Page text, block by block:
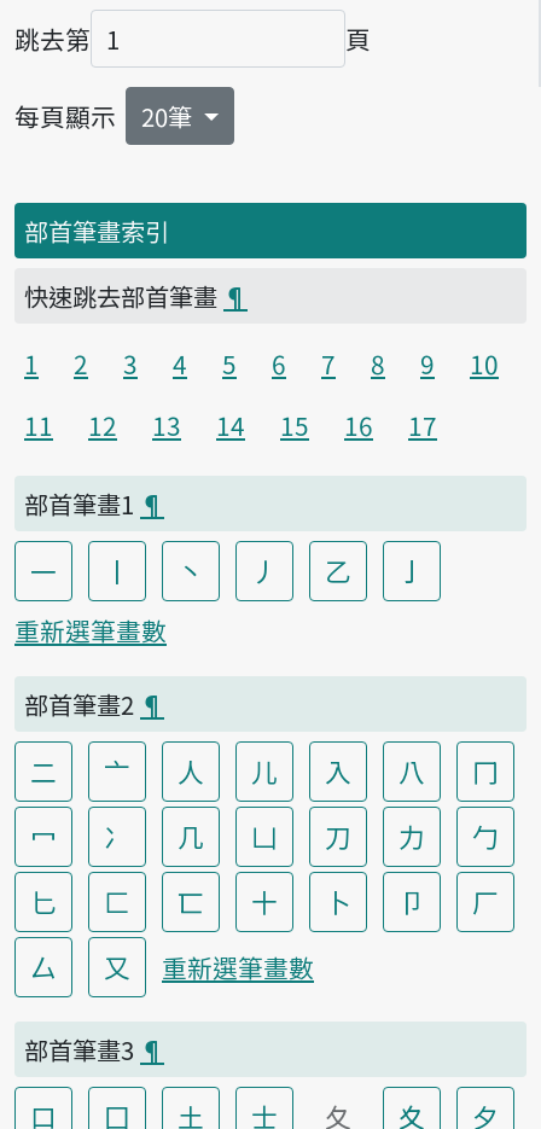
跳去第
頁碼
頁
每頁顯示 20筆
部首筆畫索引
快速跳去部首筆畫 ¶
1
2 3 4 5 6 7 8 9
10
11
12 13 14 15 16 17
部首筆畫1 ¶
一 丨 丶 丿 乙 亅
重新選筆畫數
部首筆畫2 ¶
二 亠 人 儿 入 八
冂
冖
冫 几 凵 刀 力
勹
匕
匚 匸 十 卜 卩
厂
厶
又 重新選筆畫數
部首筆畫3 ¶
口 囗 土 士 夂 夊 夕